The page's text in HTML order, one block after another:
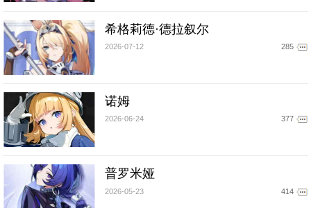
希格莉德·德拉叙尔
2026-07-12 285
诺姆
2026-06-24 377
普罗米娅
2026-05-23 414